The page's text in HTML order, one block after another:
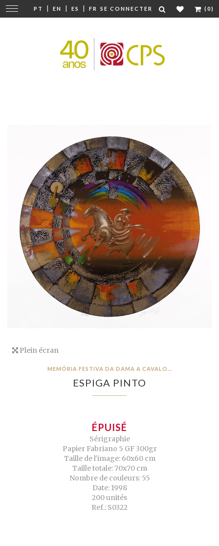
PT | EN | ES | FR SE CONNECTER (0)
Modifier
la
Plein écran
MEMÓRIA FESTIVA DA DAMA A CAVALO...
ESPIGA PINTO
ÉPUISÉ
Sérigraphie
Papier Fabriano 5 GF 300gr
Taille de l'image: 60x60 cm
Taille totale: 70x70 cm
Nombre de couleurs: 55
Date: 1998
200 unités
Ref.: S0322